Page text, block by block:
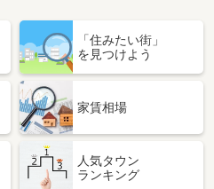
「住みたい街」
を見つけよう
家賃相場
人気タウン
ランキング